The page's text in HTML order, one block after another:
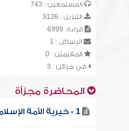
المستمعين : 743
التنزيل : 3126
قراءة: 6999
الرسائل : 1
المقيميّن : 0
في خزائن : 3
المحاضرة مجزأة
1 - خيرية الأمة الإسلامية